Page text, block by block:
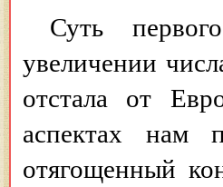
Суть
увеличении
отстала от
аспектах нам
отягощенный